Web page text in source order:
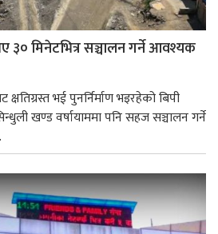
३० मिनेटभित्र सञ्चालन गर्ने आवश्यक
क्षतिग्रस्त भई पुनर्निर्माण भइरहेको बिपी
खण्ड वर्षायाममा पनि सहज सञ्चालन गर्ने